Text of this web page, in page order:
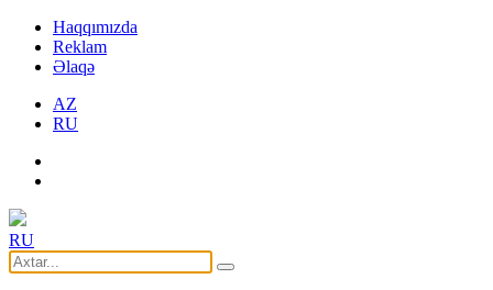
Haqqımızda
Reklam
Əlaqə
AZ
RU
RU